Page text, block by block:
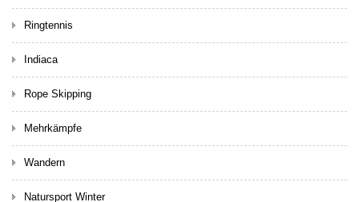
Ringtennis
Indiaca
Rope Skipping
Mehrkämpfe
Wandern
Natursport Winter